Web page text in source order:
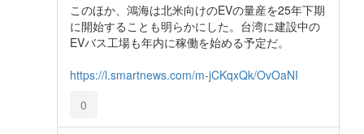
このほか、鴻海は北米向けのEVの量産を25年下期
に開始することも明らかにした。台湾に建設中の
EVバス工場も年内に稼働を始める予定だ。
https://l.smartnews.com/m-jCKqxQk/OvOaNI
0